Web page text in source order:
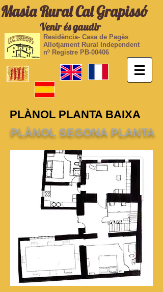
Masia Rural Cal Grapissó
Venir és gaudir
Residència- Casa de Pagès
Allotjament Rural Independent
nº Registre PB-00406
PLÀNOL PLANTA BAIXA
PLÀNOL SEGONA PLANTA